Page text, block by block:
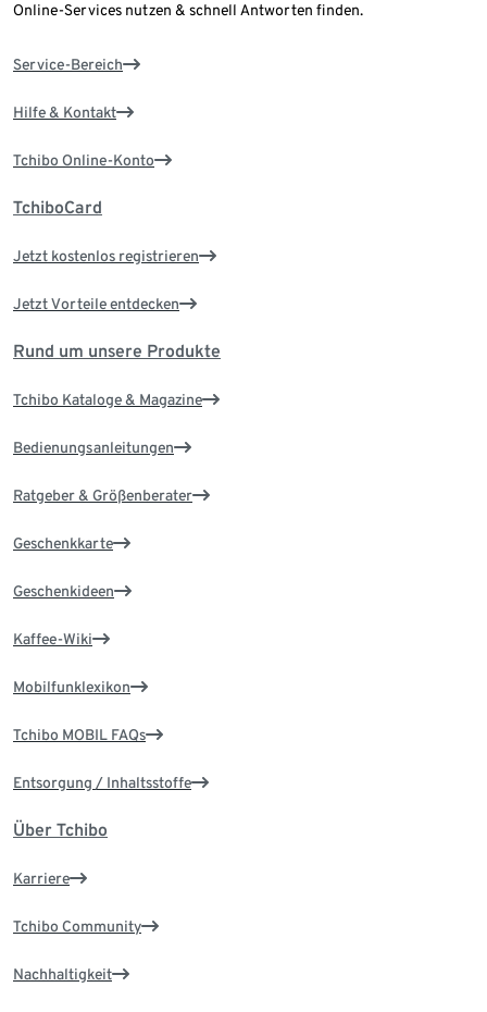
Online-Services nutzen & schnell Antworten finden.
Service-Bereich
Hilfe & Kontakt
Tchibo Online-Konto
TchiboCard
Jetzt kostenlos registrieren
Jetzt Vorteile entdecken
Rund um unsere Produkte
Tchibo Kataloge & Magazine
Bedienungsanleitungen
Ratgeber & Größenberater
Geschenkkarte
Geschenkideen
Kaffee-Wiki
Mobilfunklexikon
Tchibo MOBIL FAQs
Entsorgung / Inhaltsstoffe
Über Tchibo
Karriere
Tchibo Community
Nachhaltigkeit